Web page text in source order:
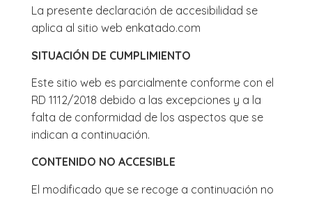
La presente declaración de accesibilidad se
aplica al sitio web enkatado.com
SITUACIÓN DE CUMPLIMIENTO
Este sitio web es parcialmente conforme con el
RD 1112/2018 debido a las excepciones y a la
falta de conformidad de los aspectos que se
indican a continuación.
CONTENIDO NO ACCESIBLE
El modificado que se recoge a continuación no